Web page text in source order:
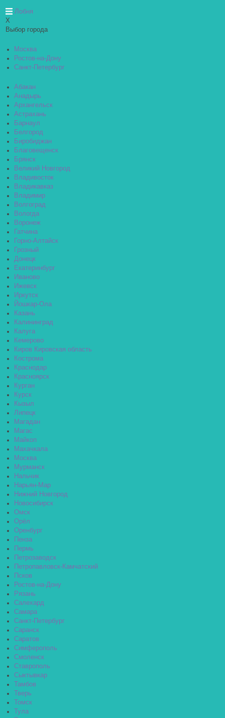
Лобня
X
Выбор города
Москва
Ростов-на-Дону
Санкт-Петербург
Абакан
Анадырь
Архангельск
Астрахань
Барнаул
Белгород
Биробиджан
Благовещенск
Брянск
Великий Новгород
Владивосток
Владикавказ
Владимир
Волгоград
Вологда
Воронеж
Гатчина
Горно-Алтайск
Грозный
Донецк
Екатеринбург
Иваново
Ижевск
Иркутск
Йошкар-Ола
Казань
Калининград
Калуга
Кемерово
Киров Кировская область
Кострома
Краснодар
Красноярск
Курган
Курск
Кызыл
Липецк
Магадан
Магас
Майкоп
Махачкала
Москва
Мурманск
Нальчик
Нарьян-Мар
Нижний Новгород
Новосибирск
Омск
Орёл
Оренбург
Пенза
Пермь
Петрозаводск
Петропавловск-Камчатский
Псков
Ростов-на-Дону
Рязань
Салехард
Самара
Санкт-Петербург
Саранск
Саратов
Симферополь
Смоленск
Ставрополь
Сыктывкар
Тамбов
Тверь
Томск
Тула